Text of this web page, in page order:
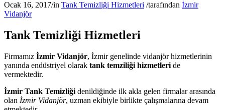
Ocak 16, 2017/in Tank Temizliği Hizmetleri /tarafından İzmir
Vidanjör
Tank Temizliği Hizmetleri
Firmamız İzmir Vidanjör, İzmir genelinde vidanjör hizmetlerinin
yanında endüstriyel olarak tank temziliği hizmetleri de
vermektedir.
İzmir Tank Temizliği denildiğinde ilk akla gelen firmalar arasında
olan İzmir Vidanjör, uzman ekibiyle birlikte çalışmalarına devam